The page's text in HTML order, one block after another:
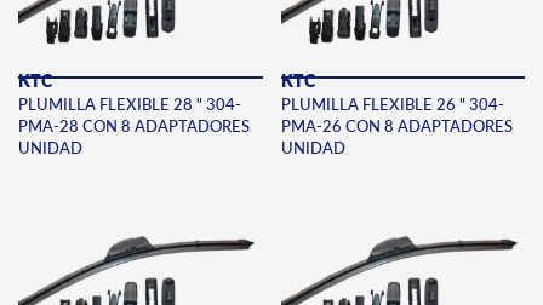
KTC
PLUMILLA FLEXIBLE 28 " 304-
PMA-28 CON 8 ADAPTADORES
UNIDAD
KTC
PLUMILLA FLEXIBLE 26 " 304-
PMA-26 CON 8 ADAPTADORES
UNIDAD